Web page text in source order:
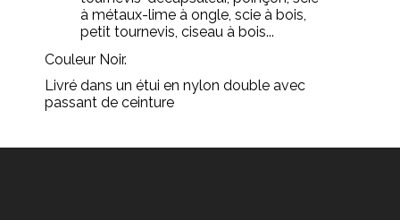
à métaux-lime à ongle, scie à bois,
petit tournevis, ciseau à bois...
Couleur Noir.
Livré dans un étui en nylon double avec
passant de ceinture